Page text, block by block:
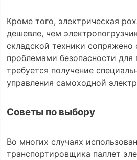
Кроме того, электрическая
дешевле, чем
складской техники
проблемами безопасности для
требуется получение
управления самоходной
Советы по выбору
Во многих случаях
транспортировщика паллет